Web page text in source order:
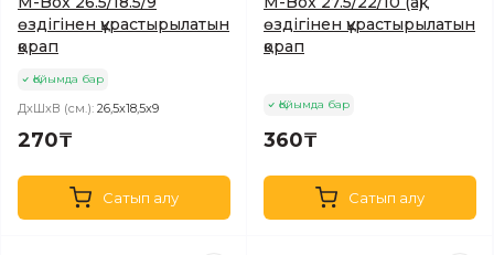
өздігінен құрастырылатын
қорап
Қойымда бар
ДхШхВ (см.): 26,5х18,5х9
270₸
Сатып алу
өздігінен құрастырылатын
қорап
Қойымда бар
360₸
Сатып алу